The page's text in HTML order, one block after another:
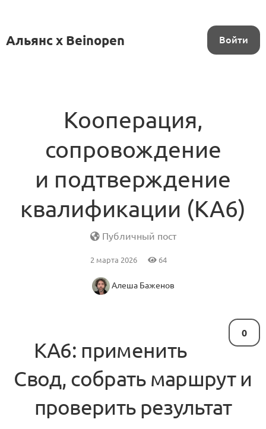
Альянс x Beinopen Войти
Кооперация,
сопровождение
и подтверждение
квалификации (KA6)
Публичный пост
2 марта 2026 64
Алеша Баженов
0
KA6: применить
Свод, собрать маршрут и
проверить результат